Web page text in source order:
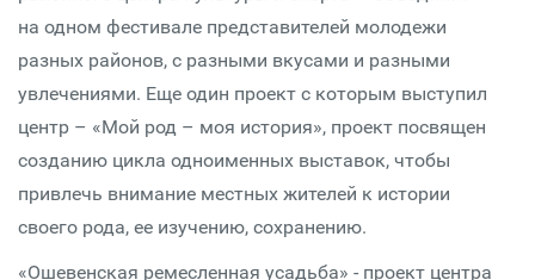
на одном фестивале представителей молодежи
разных районов, с разными вкусами и разными
увлечениями. Еще один проект с которым выступил
центр – «Мой род – моя история», проект посвящен
созданию цикла одноименных выставок, чтобы
привлечь внимание местных жителей к истории
своего рода, ее изучению, сохранению.
«Ошевенская ремесленная усадьба» - проект центра